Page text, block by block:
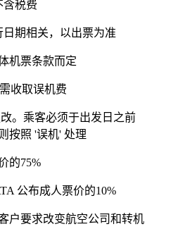
含税费
期相关，以出票为准
机票条款而定
收取误机费
。乘客必须于出发日之前
按照 '误机' 处理
的75%
公布成人票价的10%
户要求改变航空公司和转机